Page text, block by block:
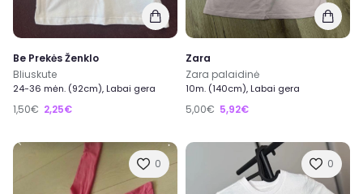
Be Prekės Ženklo
Bliuskute
24-36 mėn. (92cm), Labai gera
1,50€ 2,25€
Zara
Zara palaidinė
10m. (140cm), Labai gera
5,00€ 5,92€
0 0